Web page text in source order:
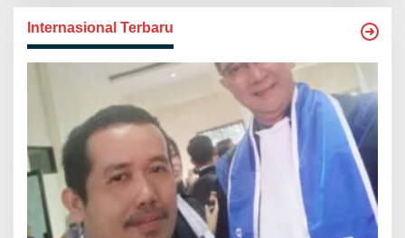
Internasional Terbaru